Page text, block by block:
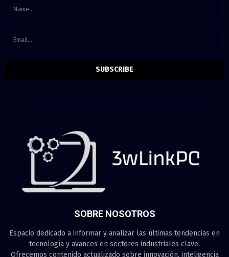
SOBRE NOSOTROS
Espacio dedicado a informar y analizar las últimas tendencias en
tecnología y avances en sectores industriales clave.
Ofrecemos contenido actualizado sobre innovación, inteligencia